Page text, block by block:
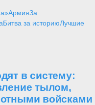
АрмияЗа
Битва за историюЛучшие
в систему:
тылом,
войсками